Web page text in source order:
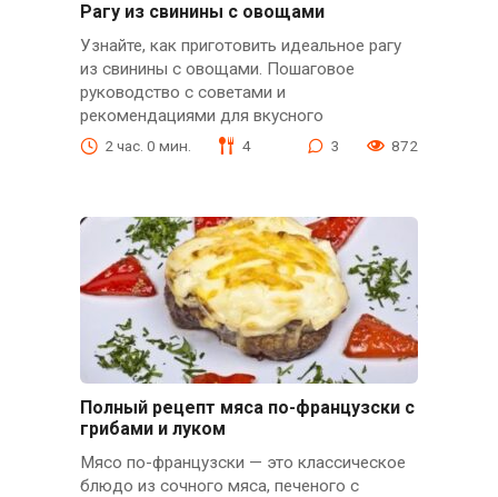
Рагу из свинины с овощами
Узнайте, как приготовить идеальное рагу
из свинины с овощами. Пошаговое
руководство с советами и
рекомендациями для вкусного
2 час. 0 мин. 4 3 872
Полный рецепт мяса по-французски с
грибами и луком
Мясо по-французски — это классическое
блюдо из сочного мяса, печеного с